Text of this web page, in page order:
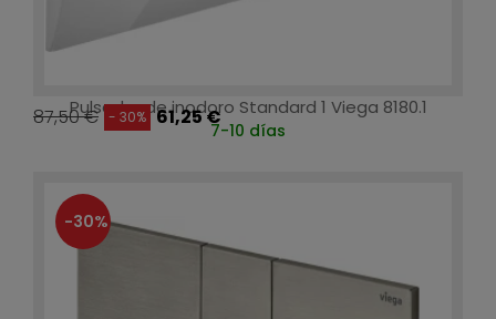
Pulsador de inodoro Standard 1 Viega 8180.1
87,50 € - 30% 61,25 €
7-10 días
-30%